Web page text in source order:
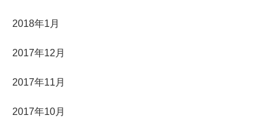
2018年1月
2017年12月
2017年11月
2017年10月